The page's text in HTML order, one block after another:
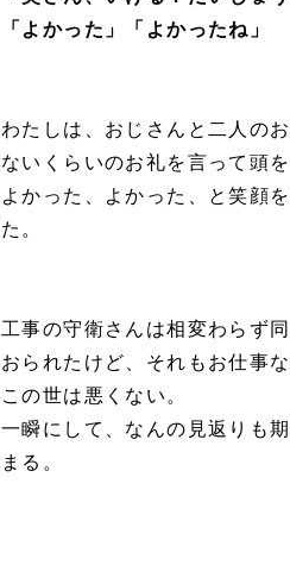
「よかった」「よかったね」
わたしは、おじさんと二人の
ないくらいのお礼を言って頭を
よかった、よかった、と笑顔
た。
工事の守衛さんは相変わらず
おられたけど、それもお仕事
この世は悪くない。
一瞬にして、なんの見返りも
まる。